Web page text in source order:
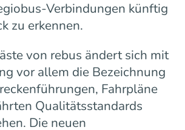
Verbindungen künftig
zu erkennen.
von rebus ändert sich mit
vor allem die Bezeichnung
Fahrpläne
Qualitätsstandards
Die neuen